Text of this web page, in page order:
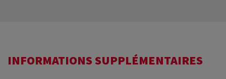
INFORMATIONS SUPPLÉMENTAIRES